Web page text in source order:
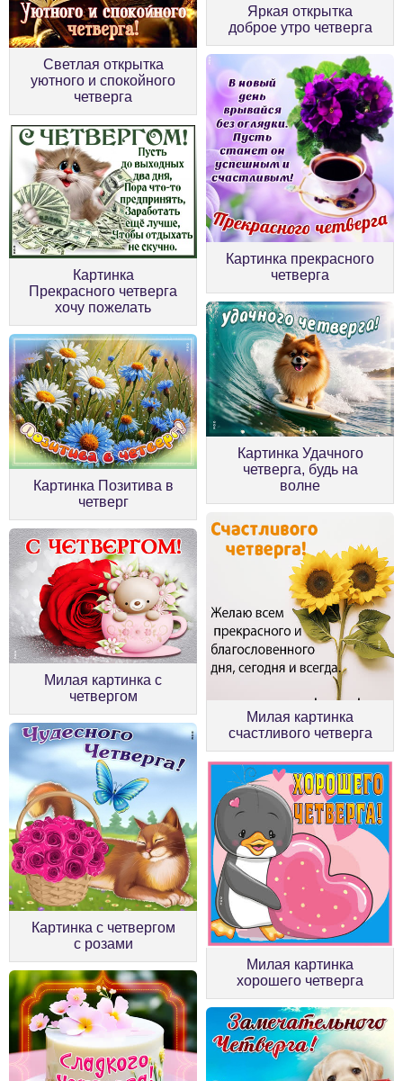
Светлая открытка
уютного и спокойного
четверга
Яркая открытка
доброе утро четверга
Картинка
Прекрасного четверга
хочу пожелать
Картинка прекрасного
четверга
Картинка Позитива в
четверг
Картинка Удачного
четверга, будь на
волне
Милая картинка с
четвергом
Милая картинка
счастливого четверга
Картинка с четвергом
с розами
Милая картинка
хорошего четверга